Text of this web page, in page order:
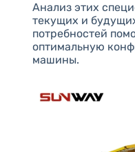
Анализ этих
текущих и
потребностей
оптимальную
машины.